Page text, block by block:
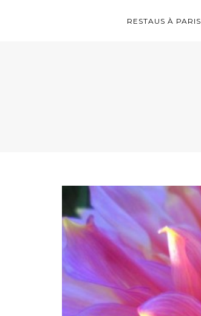
RESTAUS À PARIS